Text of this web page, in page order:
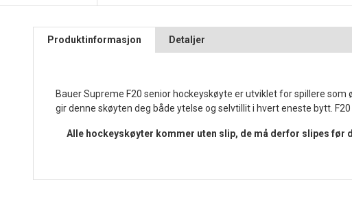
Produktinformasjon Detaljer
Bauer Supreme F20 senior hockeyskøyte er utviklet for spillere
gir denne skøyten deg både ytelse og selvtillit i hvert eneste bytt.
Alle hockeyskøyter kommer uten slip, de må derfor slipes før